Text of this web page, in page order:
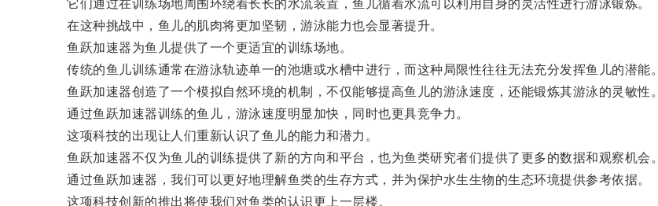
它们通过在训练场地周围环绕着长长的水流装置，鱼儿循着水流可以利用自身的灵活性进行游泳锻炼。
在这种挑战中，鱼儿的肌肉将更加坚韧，游泳能力也会显著提升。
鱼跃加速器为鱼儿提供了一个更适宜的训练场地。
传统的鱼儿训练通常在游泳轨迹单一的池塘或水槽中进行，而这种局限性往往无法充分发挥鱼儿的潜能。
鱼跃加速器创造了一个模拟自然环境的机制，不仅能够提高鱼儿的游泳速度，还能锻炼其游泳的灵敏性。
通过鱼跃加速器训练的鱼儿，游泳速度明显加快，同时也更具竞争力。
这项科技的出现让人们重新认识了鱼儿的能力和潜力。
鱼跃加速器不仅为鱼儿的训练提供了新的方向和平台，也为鱼类研究者们提供了更多的数据和观察机会。
通过鱼跃加速器，我们可以更好地理解鱼类的生存方式，并为保护水生生物的生态环境提供参考依据。
这项科技创新的推出将使我们对鱼类的认识更上一层楼。